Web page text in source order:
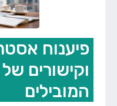
פיענוח
וקישורים
המובילים